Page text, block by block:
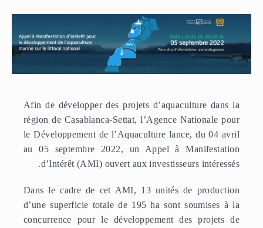
Afin de développer des projets d’aquaculture dans la
région de Casablanca-Settat, l’Agence Nationale pour
le Développement de l’Aquaculture lance, du 04 avril
au 05 septembre 2022, un Appel à Manifestation
d’Intérêt (AMI) ouvert aux investisseurs intéressés.
Dans le cadre de cet AMI, 13 unités de production
d’une superficie totale de 195 ha sont soumises à la
concurrence pour le développement des projets de